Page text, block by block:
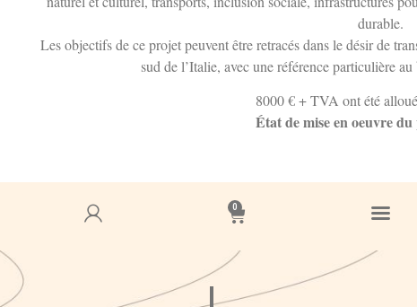
durable.
Les objectifs de ce projet peuvent être retracés dans le désir de
sud de l’Italie, avec une référence particulière au
8000 € + TVA ont été
État de mise en oeuvre
0